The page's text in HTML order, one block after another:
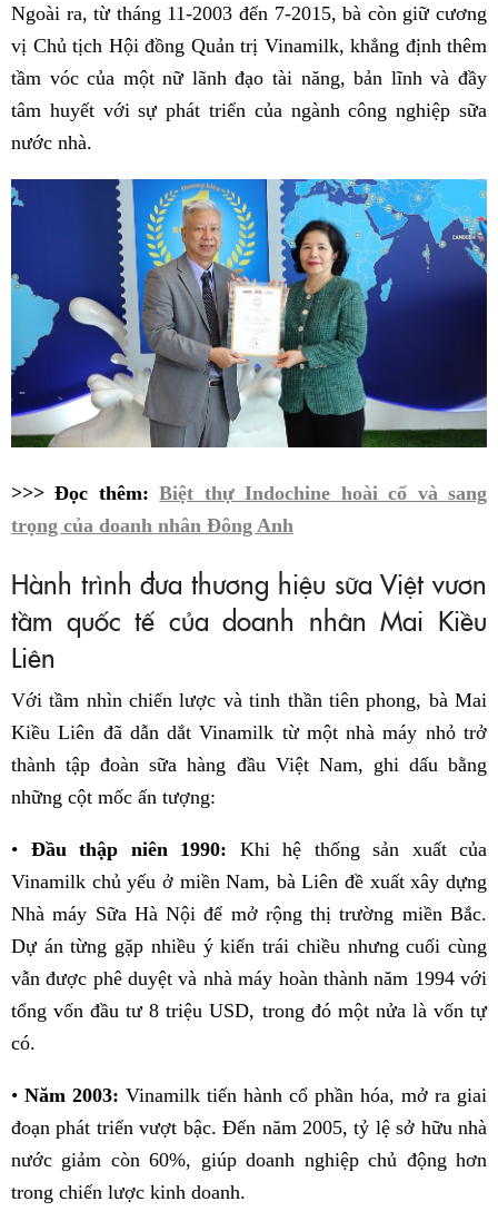
Ngoài ra, từ tháng 11-2003 đến 7-2015, bà còn giữ cương
vị Chủ tịch Hội đồng Quản trị Vinamilk, khẳng định thêm
tầm vóc của một nữ lãnh đạo tài năng, bản lĩnh và đầy
tâm huyết với sự phát triển của ngành công nghiệp sữa
nước nhà.
>>> Đọc thêm:Biệt thự Indochine hoài cổ và sang
trọng của doanh nhân Đông Anh
Hành trình đưa thương hiệu sữa Việt vươn
tầm quốc tế của doanh nhân Mai Kiều
Liên
Với tầm nhìn chiến lược và tinh thần tiên phong, bà Mai
Kiều Liên đã dẫn dắt Vinamilk từ một nhà máy nhỏ trở
thành tập đoàn sữa hàng đầu Việt Nam, ghi dấu bằng
những cột mốc ấn tượng:
• Đầu thập niên 1990: Khi hệ thống sản xuất của
Vinamilk chủ yếu ở miền Nam, bà Liên đề xuất xây dựng
Nhà máy Sữa Hà Nội để mở rộng thị trường miền Bắc.
Dự án từng gặp nhiều ý kiến trái chiều nhưng cuối cùng
vẫn được phê duyệt và nhà máy hoàn thành năm 1994 với
tổng vốn đầu tư 8 triệu USD, trong đó một nửa là vốn tự
có.
• Năm 2003: Vinamilk tiến hành cổ phần hóa, mở ra giai
đoạn phát triển vượt bậc. Đến năm 2005, tỷ lệ sở hữu nhà
nước giảm còn 60%, giúp doanh nghiệp chủ động hơn
trong chiến lược kinh doanh.